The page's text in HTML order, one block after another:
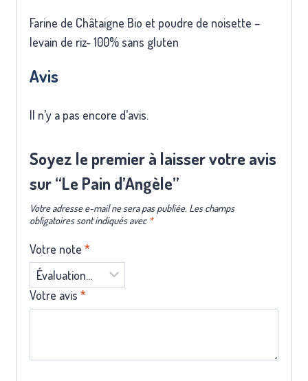
Farine de Châtaigne Bio et poudre de noisette –
levain de riz- 100% sans gluten
Avis
Il n’y a pas encore d’avis.
Soyez le premier à laisser votre avis
sur “Le Pain d’Angèle”
Votre adresse e-mail ne sera pas publiée. Les champs
obligatoires sont indiqués avec *
Votre note *
Votre avis *